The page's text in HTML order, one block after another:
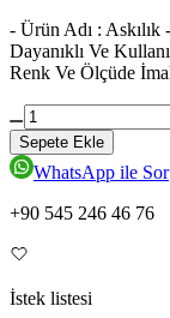
- Ürün Adı :
Dayanıklı Ve
Renk Ve Ölçüde
Sepete Ekle
WhatsApp ile Sor
+90 545 246 46 76
İstek listesi